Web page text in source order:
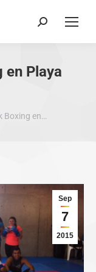
Buscar:
en Playa
Boxing en…
Sep
7
2015